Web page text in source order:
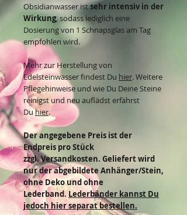
Obsidianwasser istsehr intensiv in der
Wirkung, sodass lediglich eine
Dosierung von 1 Schnapsglas am Tag
empfohlen wird.
Mehr zur Herstellung von
Edelsteinwasser findest Du hier. Weitere
Pflegehinweise und wie Du Deine Steine
reinigst und neu auflädst erfährst
Duhier.
Der angegebene Preis ist der
Endpreis pro Stück
zzgl. Versandkosten. Geliefert wird
nur der abgebildete Anhänger/Stein,
ohne Deko und ohne
Lederband.Lederbänder kannst Du
jedoch hier separat bestellen.